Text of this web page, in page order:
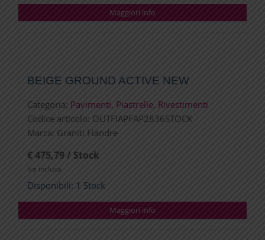
Maggiori info
BEIGE GROUND ACTIVE NEW
Categoria: Pavimenti, Piastrelle, Rivestimenti
Codice articolo: OUTFIAPFAP2836STOCK
Marca: Graniti Fiandre
€ 475,79 / Stock
Iva inclusa
Disponibili: 1 Stock
Maggiori info